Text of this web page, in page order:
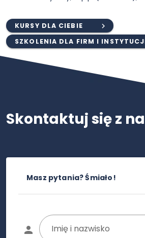
KURSY DLA CIEBIE
SZKOLENIA DLA FIRM I
Skontaktuj się z
Masz pytania? Śmiało!
Imię i nazwisko